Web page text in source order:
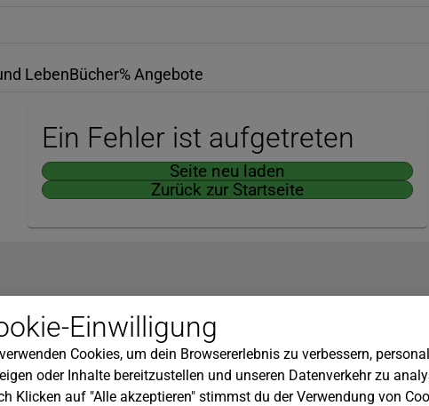
LebenBücher% Angebote
Ein Fehler ist aufgetreten
Seite neu laden
Zurück zur Startseite
unserem Newsletter!
Kundenservice
Widerrufsbelehrung
Versandkosten
Einwilligung
Cookies, um dein Browsererlebnis zu verbessern,
oder Inhalte bereitzustellen und unseren Datenverkehr zu
Klicken auf "Alle akzeptieren" stimmst du der Verwendung von